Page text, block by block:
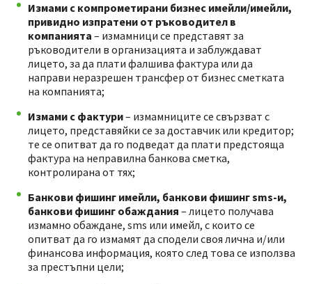
Измами с компрометирани бизнес имейли/имейли,
привидно изпратени от ръководител в
компанията – измамници се представят за
ръководители в организацията и заблуждават
лицето, за да плати фалшива фактура или да
направи неразрешен трансфер от бизнес сметката
на компанията;
Измами с фактури– измамниците се свързват с
лицето, представяйки се за доставчик или кредитор;
те се опитват да го подведат да плати предстояща
фактура на неправилна банкова сметка,
контролирана от тях;
Банкови фишинг имейли, банкови фишинг sms-и,
банкови фишинг обаждания – лицето получава
измамно обаждане, sms или имейл, с които се
опитват да го измамят да сподели своя лична и/или
финансова информация, която след това се използва
за престъпни цели;